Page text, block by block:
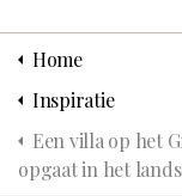
Home
Inspiratie
Een villa op het
opgaat in het